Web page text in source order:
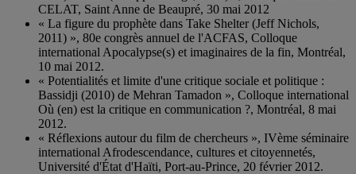
CELAT, Saint Anne de Beaupré, 30 mai 2012
« La figure du prophète dans Take Shelter (Jeff Nichols,
2011) », 80e congrès annuel de l'ACFAS, Colloque
international Apocalypse(s) et imaginaires de la fin, Montréal,
10 mai 2012.
« Potentialités et limite d'une critique sociale et politique :
Bassidji (2010) de Mehran Tamadon », Colloque international
Où (en) est la critique en communication ?, Montréal, 8 mai
2012.
« Réflexions autour du film de chercheurs », IVème séminaire
international Afrodescendance, cultures et citoyennetés,
Université d'État d'Haïti, Port-au-Prince, 20 février 2012.